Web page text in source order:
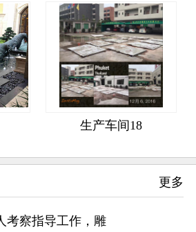
生产车间18
更多
考察指导工作，雕